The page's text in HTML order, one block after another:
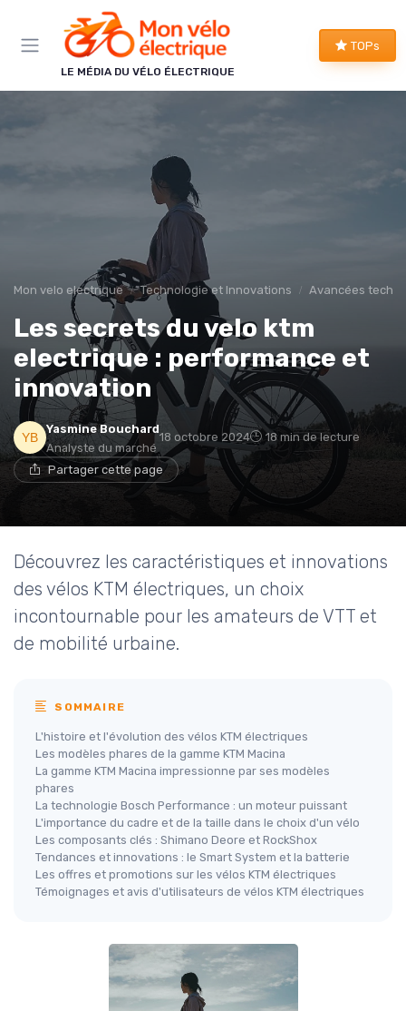
LE MÉDIA DU VÉLO ÉLECTRIQUE
TOPs
Mon velo electrique Technologie et Innovations Avancées
Les secrets du velo ktm
electrique : performance et
innovation
Yasmine Bouchard
Analyste du marché
18 octobre 2024 18 min de lecture
Partager cette page
Découvrez les caractéristiques et innovations
des vélos KTM électriques, un choix
incontournable pour les amateurs de VTT et
de mobilité urbaine.
SOMMAIRE
L'histoire et l'évolution des vélos KTM électriques
Les modèles phares de la gamme KTM Macina
La gamme KTM Macina impressionne par ses modèles
phares
La technologie Bosch Performance : un moteur puissant
L'importance du cadre et de la taille dans le choix d'un vélo
Les composants clés : Shimano Deore et RockShox
Tendances et innovations : le Smart System et la batterie
Les offres et promotions sur les vélos KTM électriques
Témoignages et avis d'utilisateurs de vélos KTM électriques
Panneau de gestion des cookies